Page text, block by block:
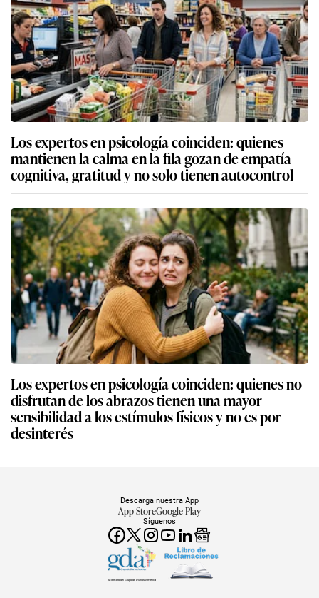
Los expertos en psicología coinciden: quienes
mantienen la calma en la fila gozan de empatía
cognitiva, gratitud y no solo tienen autocontrol
Los expertos en psicología coinciden: quienes no
disfrutan de los abrazos tienen una mayor
sensibilidad a los estímulos físicos y no es por
desinterés
Síguenos
Descarga nuestra App
App StoreGoogle Play
Miembro del Grupo de Diarios América